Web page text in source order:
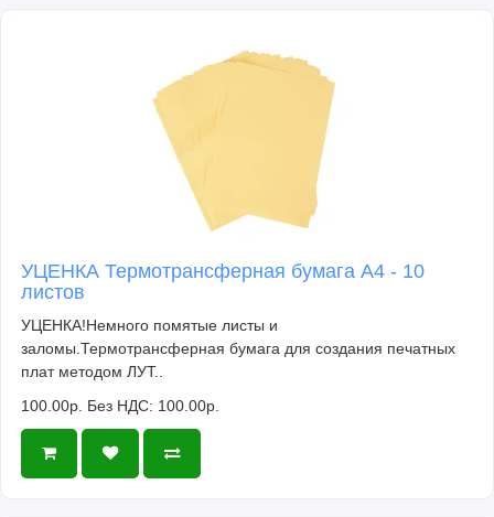
УЦЕНКА Термотрансферная бумага А4 - 10
листов
УЦЕНКА!Немного помятые листы и
заломы.Термотрансферная бумага для создания печатных
плат методом ЛУТ..
100.00р. Без НДС: 100.00р.